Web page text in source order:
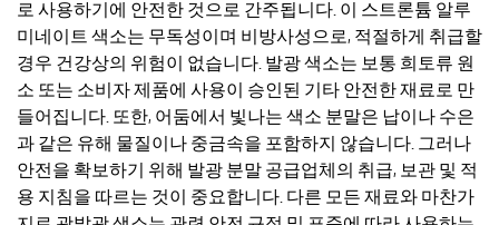
로 사용하기에 안전한 것으로 간주됩니다. 이 스트론튬 알루
미네이트 색소는 무독성이며 비방사성으로, 적절하게 취급할
경우 건강상의 위험이 없습니다. 발광 색소는 보통 희토류 원
소 또는 소비자 제품에 사용이 승인된 기타 안전한 재료로 만
들어집니다. 또한, 어둠에서 빛나는 색소 분말은 납이나 수은
과 같은 유해 물질이나 중금속을 포함하지 않습니다. 그러나
안전을 확보하기 위해 발광 분말 공급업체의 취급, 보관 및 적
용 지침을 따르는 것이 중요합니다. 다른 모든 재료와 마찬가